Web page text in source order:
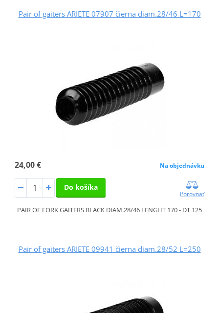
Pair of gaiters ARIETE 07907 čierna diam.28/46 L=170
24,00 € Na objednávku
Do košíka
Porovnať
PAIR OF FORK GAITERS BLACK DIAM.28/46 LENGHT 170 - DT 125
Pair of gaiters ARIETE 09941 čierna diam.28/52 L=250